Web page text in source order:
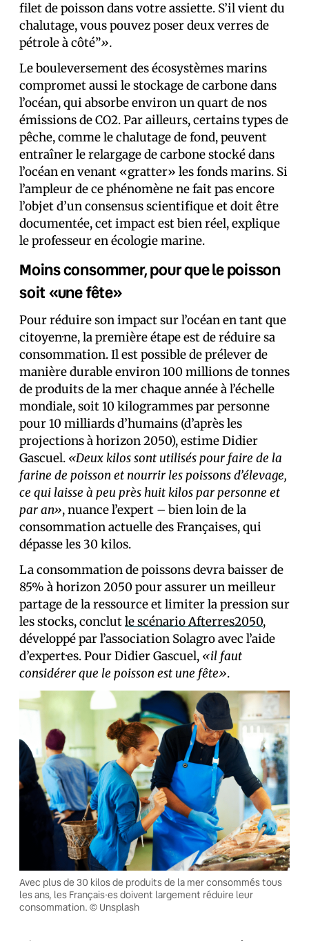
filet de poisson dans votre assiette. S’il vient du
chalutage, vous pouvez poser deux verres de
pétrole à côté”».
Le bouleversement des écosystèmes marins
compromet aussi le stockage de carbone dans
l’océan, qui absorbe environ un quart de nos
émissions de CO2. Par ailleurs, certains types de
pêche, comme le chalutage de fond, peuvent
entraîner le relargage de carbone stocké dans
l’océan en venant «gratter» les fonds marins. Si
l’ampleur de ce phénomène ne fait pas encore
l’objet d’un consensus scientifique et doit être
documentée, cet impact est bien réel, explique
le professeur en écologie marine.
Moins consommer, pour que le poisson
soit «une fête»
Pour réduire son impact sur l’océan en tant que
citoyen·ne, la première étape est de réduire sa
consommation. Il est possible de prélever de
manière durable environ 100 millions de tonnes
de produits de la mer chaque année à l’échelle
mondiale, soit 10 kilogrammes par personne
pour 10 milliards d’humains (d’après les
projections à horizon 2050), estime Didier
Gascuel. «Deux kilos sont utilisés pour faire de la
farine de poisson et nourrir les poissons d’élevage,
ce qui laisse à peu près huit kilos par personne et
par an», nuance l’expert – bien loin de la
consommation actuelle des Français·es, qui
dépasse les 30 kilos.
La consommation de poissons devra baisser de
85% à horizon 2050 pour assurer un meilleur
partage de la ressource et limiter la pression sur
les stocks, conclutle scénario Afterres2050,
développé par l’association Solagro avec l’aide
d’expert·es. Pour Didier Gascuel, «il faut
considérer que le poisson est une fête».
Avec plus de 30 kilos de produits de la mer consommés tous
les ans, les Français·es doivent largement réduire leur
consommation. © Unsplash